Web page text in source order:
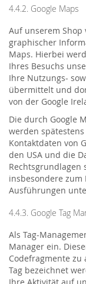
4.4.2. Google Maps
Auf unserem
graphischer
Maps. Hierbei
Ihres Besuchs
Ihre Nutzungs-
übermittelt und
von der Google
Die durch Google
werden
Kontaktdaten von
den USA und die
Rechtsgrundlagen
insbesondere zum
Ausführungen
4.4.3. Google Tag
Als Tag-
Manager ein.
Codefragmente zu
Tag bezeichnet